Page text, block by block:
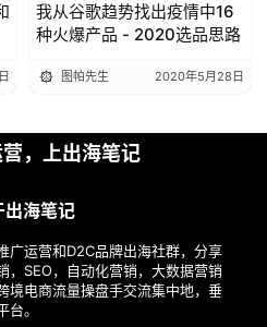
我从谷歌趋势找出疫情中16
种火爆产品 - 2020选品思路
图帕先生 2020年5月28日
，上出海笔记
出海笔记
广运营和D2C品牌出海社群，分享
，SEO，自动化营销，大数据营销
境电商流量操盘手交流集中地，垂
。